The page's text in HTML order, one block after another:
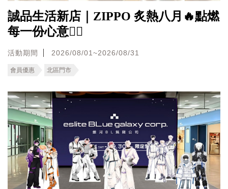
誠品生活新店｜ZIPPO 炙熱八月🔥點燃
每一份心意❤️‍🔥
活動期間 2026/08/01~2026/08/31
會員優惠 北區門市